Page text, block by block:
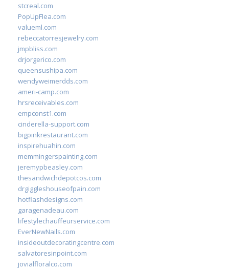
stcreal.com
PopUpFlea.com
valueml.com
rebeccatorresjewelry.com
jmpbliss.com
drjorgerico.com
queensushipa.com
wendyweimerdds.com
ameri-camp.com
hrsreceivables.com
empconst1.com
cinderella-support.com
bigpinkrestaurant.com
inspirehuahin.com
memmingerspainting.com
jeremypbeasley.com
thesandwichdepotcos.com
drgiggleshouseofpain.com
hotflashdesigns.com
garagenadeau.com
lifestylechauffeurservice.com
EverNewNails.com
insideoutdecoratingcentre.com
salvatoresinpoint.com
jovialfloralco.com